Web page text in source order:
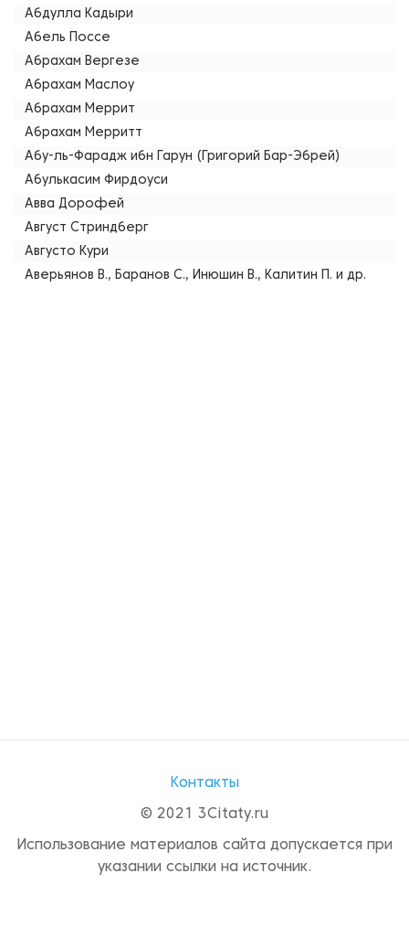
Абдулла Кадыри
Абель Поссе
Абрахам Вергезе
Абрахам Маслоу
Абрахам Меррит
Абрахам Мерритт
Абу-ль-Фарадж ибн Гарун (Григорий Бар-Эбрей)
Абулькасим Фирдоуси
Авва Дорофей
Август Стриндберг
Августо Кури
Аверьянов В., Баранов С., Инюшин В., Калитин П. и др.
Контакты
© 2021 3Citaty.ru
Использование материалов сайта допускается при
указании ссылки на источник.